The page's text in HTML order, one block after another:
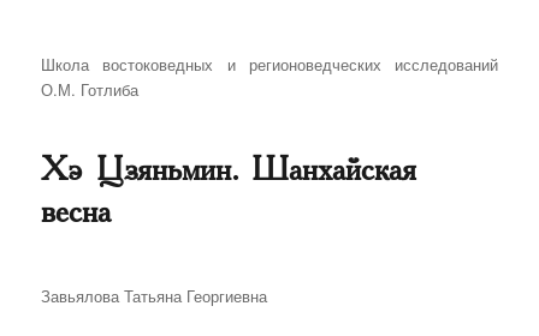
Автор
Школа востоковедных и регионоведческих исследований
О.М. Готлиба
Хэ Цзяньмин. Шанхайская
весна
Автор
Завьялова Татьяна Георгиевна